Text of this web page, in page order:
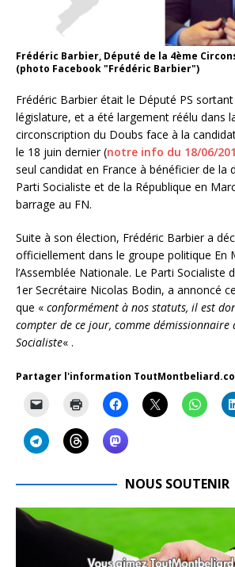
Frédéric Barbier, Député de la 4ème
(photo Facebook "Frédéric Barbier")
Frédéric Barbier était le Député PS
législature, et a été largement réélu dans
circonscription du Doubs face à la
le 18 juin dernier (notre info du 18/06/
seul candidat en France à bénéficier de la
Parti Socialiste et de la République en
barrage au FN.
Suite à son élection, Frédéric Barbier a
officiellement dans le groupe politique En
l’Assemblée Nationale. Le Parti Socialiste
1er Secrétaire Nicolas Bodin, a annoncé
que « conformément à nos statuts, il est
compter de ce jour, comme démissionnaire
Socialiste« .
Partager l'information
NOUS SOUTENIR